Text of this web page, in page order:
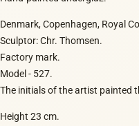
Denmark, Copenhagen, Royal
Sculptor: Chr. Thomsen.
Factory mark.
Model - 527.
The initials of the artist painted
Height 23 cm.